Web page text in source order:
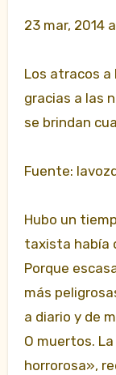
23 mar, 2014
Los atracos a
gracias a las
se brindan
Fuente:
Hubo un
taxista había
Porque
más
a diario y de
O muertos.
horrorosa»,